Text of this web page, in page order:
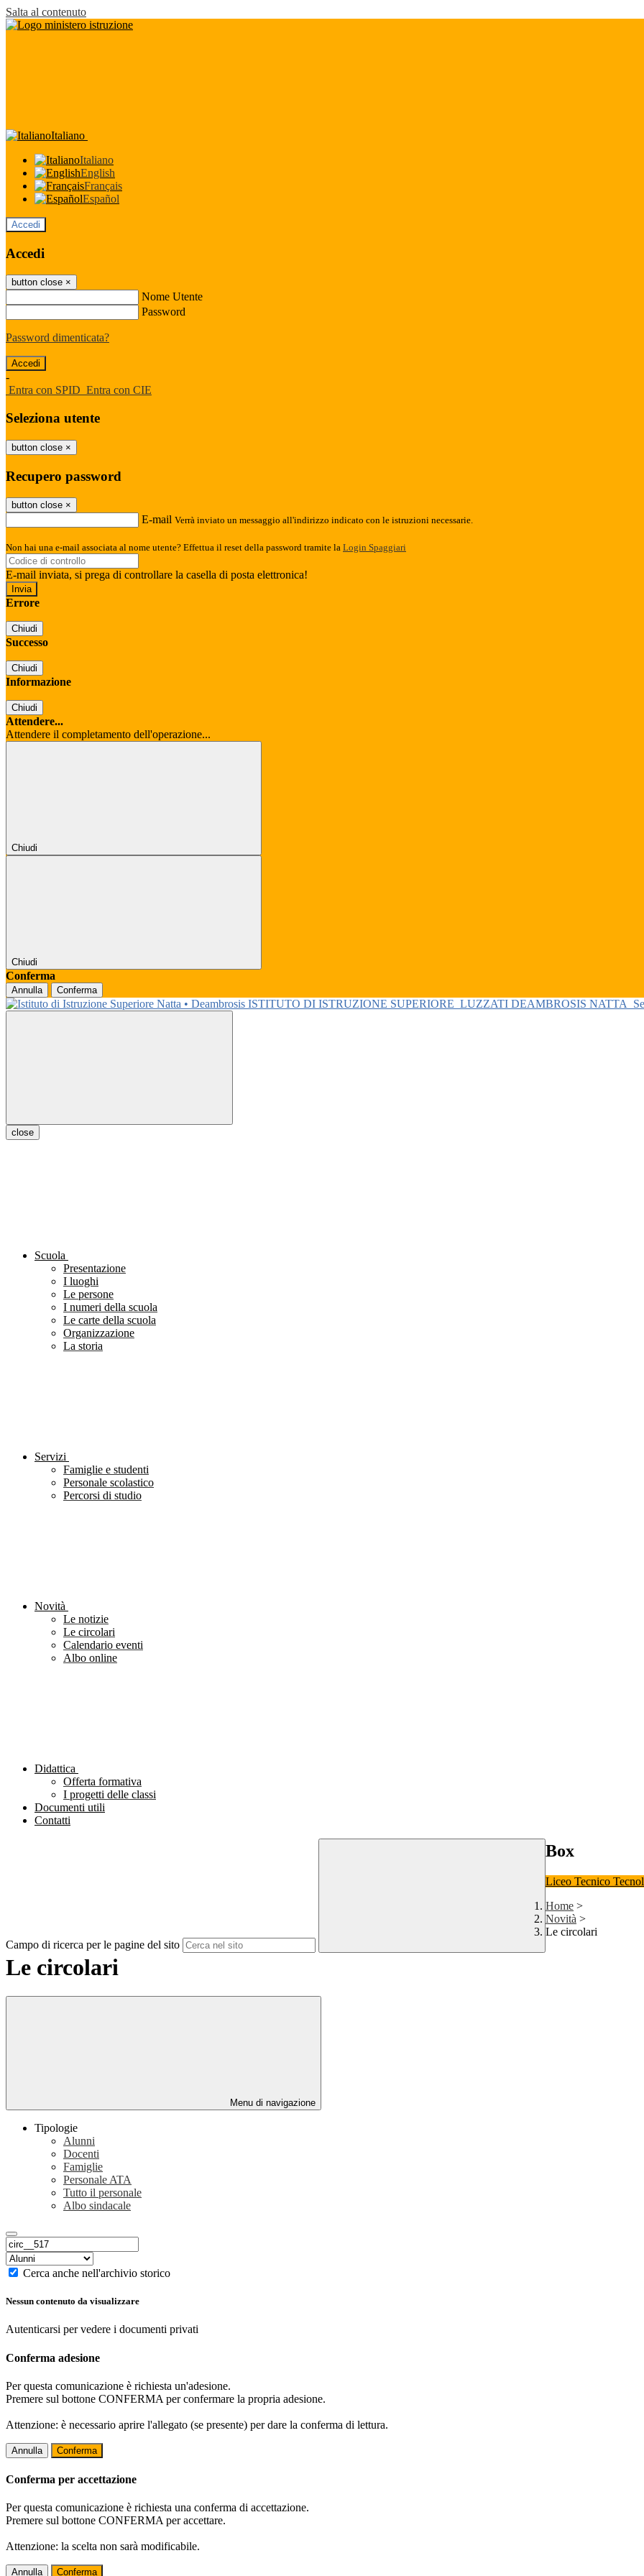
Salta al contenuto
Italiano
Italiano
English
Français
Español
Accedi
Accedi
button close ×
Nome Utente
Password
Password dimenticata?
-
Entra con SPID Entra con CIE
Seleziona utente
button close ×
Recupero password
button close ×
E-mail Verrà inviato un messaggio all'indirizzo indicato con le istruzioni necessarie.
Non hai una e-mail associata al nome utente? Effettua il reset della password tramite la Login Spaggiari
E-mail inviata, si prega di controllare la casella di posta elettronica!
Errore
Chiudi
Successo
Chiudi
Informazione
Chiudi
Attendere...
Attendere il completamento dell'operazione...
Chiudi
Chiudi
Conferma
Annulla Conferma
ISTITUTO DI ISTRUZIONE SUPERIORE LUZZATI DEAMBROSIS NATTA
close
Scuola
Presentazione
I luoghi
Le persone
I numeri della scuola
Le carte della scuola
Organizzazione
La storia
Servizi
Famiglie e studenti
Personale scolastico
Percorsi di studio
Novità
Le notizie
Le circolari
Calendario eventi
Albo online
Didattica
Offerta formativa
I progetti delle classi
Documenti utili
Contatti
Campo di ricerca per le pagine del sito
Box
Liceo Tecnico
Home >
Novità >
Le circolari
Le circolari
Menu di navigazione
Tipologie
Alunni
Docenti
Famiglie
Personale ATA
Tutto il personale
Albo sindacale
Cerca anche nell'archivio storico
Nessun contenuto da visualizzare
Autenticarsi per vedere i documenti privati
Conferma adesione
Per questa comunicazione è richiesta un'adesione.
Premere sul bottone CONFERMA per confermare la propria adesione.
Attenzione: è necessario aprire l'allegato (se presente) per dare la conferma di lettura.
Annulla Conferma
Conferma per accettazione
Per questa comunicazione è richiesta una conferma di accettazione.
Premere sul bottone CONFERMA per accettare.
Attenzione: la scelta non sarà modificabile.
Annulla Conferma